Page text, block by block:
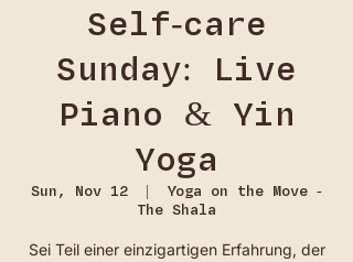
Self-care
Sunday: Live
Piano & Yin
Yoga
Sun, Nov 12
  |
Yoga on the Move -
The Shala
Sei Teil einer einzigartigen Erfahrung, der